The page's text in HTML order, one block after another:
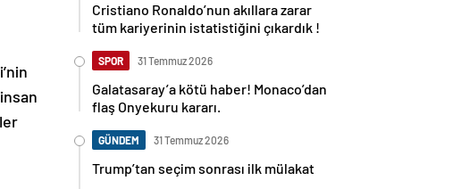
Cristiano Ronaldo’nun akıllara zarar
tüm kariyerinin istatistiğini çıkardık !
SPOR 31 Temmuz 2026
Galatasaray’a kötü haber! Monaco’dan
flaş Onyekuru kararı.
GÜNDEM 31 Temmuz 2026
Trump’tan seçim sonrası ilk mülakat